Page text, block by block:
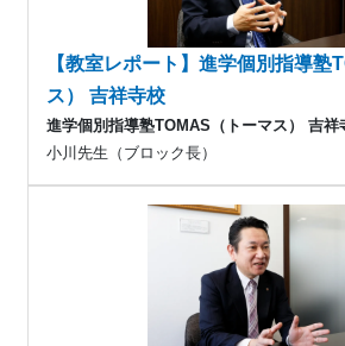
【教室レポート】進学個別指導塾
ス） 吉祥寺校
進学個別指導塾TOMAS（トーマス） 吉祥
小川先生（ブロック長）